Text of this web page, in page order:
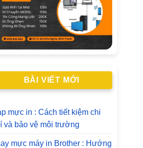
BÀI VIẾT MỚI
mực in : Cách tiết kiệm chi
và bảo vệ môi trường
mực máy in Brother : Hướng